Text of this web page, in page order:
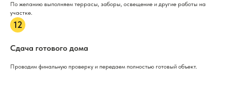
По желанию выполняем террасы, заборы, освещение и другие работы на
участке.
Сдача готового дома
Проводим финальную проверку и передаем полностью готовый объект.